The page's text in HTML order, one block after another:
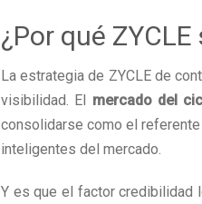
¿Por qué
La estrategia de ZYCLE de
visibilidad. El mercado del
consolidarse como el
inteligentes del mercado.
Y es que el factor credibilidad